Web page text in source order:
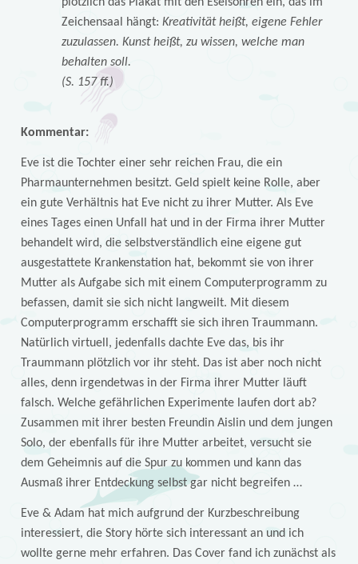
Zeichensaal hängt: Kreativität heißt, eigene Fehler
zuzulassen. Kunst heißt, zu wissen, welche man
behalten soll.
(S. 157 ff.)
Kommentar:
Eve ist die Tochter einer sehr reichen Frau, die ein
Pharmaunternehmen besitzt. Geld spielt keine Rolle, aber
ein gute Verhältnis hat Eve nicht zu ihrer Mutter. Als Eve
eines Tages einen Unfall hat und in der Firma ihrer Mutter
behandelt wird, die selbstverständlich eine eigene gut
ausgestattete Krankenstation hat, bekommt sie von ihrer
Mutter als Aufgabe sich mit einem Computerprogramm zu
befassen, damit sie sich nicht langweilt. Mit diesem
Computerprogramm erschafft sie sich ihren Traummann.
Natürlich virtuell, jedenfalls dachte Eve das, bis ihr
Traummann plötzlich vor ihr steht. Das ist aber noch nicht
alles, denn irgendetwas in der Firma ihrer Mutter läuft
falsch. Welche gefährlichen Experimente laufen dort ab?
Zusammen mit ihrer besten Freundin Aislin und dem jungen
Solo, der ebenfalls für ihre Mutter arbeitet, versucht sie
dem Geheimnis auf die Spur zu kommen und kann das
Ausmaß ihrer Entdeckung selbst gar nicht begreifen …
Eve & Adam hat mich aufgrund der Kurzbeschreibung
interessiert, die Story hörte sich interessant an und ich
wollte gerne mehr erfahren. Das Cover fand ich zunächst als